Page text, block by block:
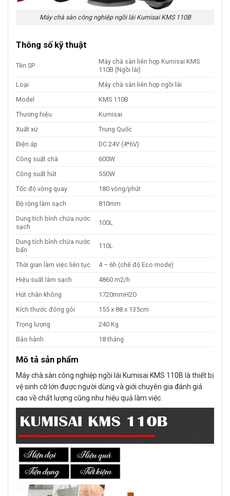
Máy chà sàn công nghiệp ngồi lái Kumisai KMS 110B
Thông số kỹ thuật
Tên SP
Máy chà sàn liên hợp Kumisai KMS
110B (Ngồi lái)
Loại
Máy chà sàn liên hợp ngồi lái
Model
KMS 110B
Thương hiệu
Kumisai
Xuất xứ
Trung Quốc
Điện áp
DC 24V (4*6V)
Công suất chà
600W
Công suất hút
550W
Tốc độ vòng quay
180 vòng/phút
Độ rộng làm sạch
810mm
Dung tích bình chứa nước
sạch
100L
Dung tích bình chứa nước
bẩn
110L
Thời gian làm việc liên tục
4 – 6h (chế độ Eco mode)
Hiệu suất làm sạch
4860 m2/h
Hút chân không
1720mmH2O
Kích thước đóng gói
155 x 88 x 135cm
Trọng lượng
240 Kg
Bảo hành
18 tháng
Mô tả sản phẩm
Máy chà sàn công nghiệp ngồi lái Kumisai KMS 110B là thiết bị
vệ sinh cỡ lớn được người dùng và giới chuyên gia đánh giá
cao về chất lượng cũng như hiệu quả làm việc.